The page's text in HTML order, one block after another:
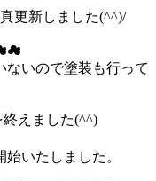
更新しました(^^)/
ないので塗装も行って
えました(^^)
いたしました。